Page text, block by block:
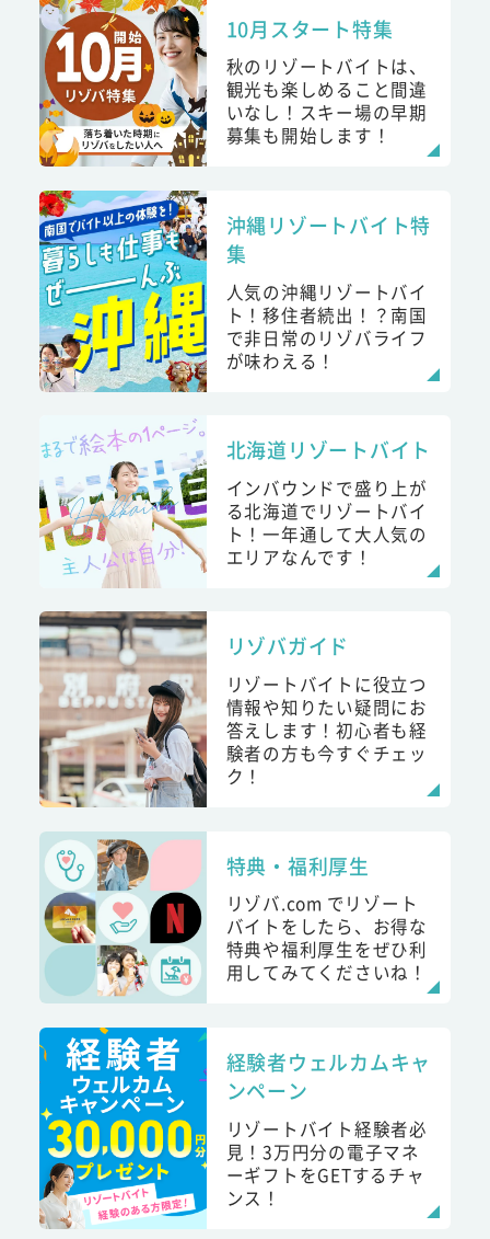
10月スタート特集
秋のリゾートバイトは、
観光も楽しめること間違
いなし！スキー場の早期
募集も開始します！
沖縄リゾートバイト特
集
人気の沖縄リゾートバイ
ト！移住者続出！？南国
で非日常のリゾバライフ
が味わえる！
北海道リゾートバイト
インバウンドで盛り上が
る北海道でリゾートバイ
ト！一年通して大人気の
エリアなんです！
リゾバガイド
リゾートバイトに役立つ
情報や知りたい疑問にお
答えします！初心者も経
験者の方も今すぐチェッ
ク！
特典・福利厚生
リゾバ.com でリゾート
バイトをしたら、お得な
特典や福利厚生をぜひ利
用してみてくださいね！
経験者ウェルカムキャ
ンペーン
リゾートバイト経験者必
見！3万円分の電子マネ
ーギフトをGETするチャ
ンス！